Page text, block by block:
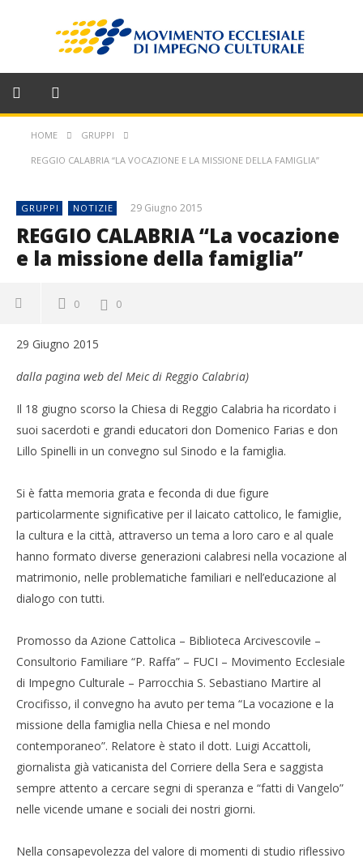
HOME GRUPPI
REGGIO CALABRIA “LA VOCAZIONE E LA MISSIONE DELLA FAMIGLIA”
GRUPPI NOTIZIE 29 Giugno 2015
REGGIO CALABRIA “La vocazione
e la missione della famiglia”
0 0
29 Giugno 2015
dalla pagina web del Meic di Reggio Calabria)
Il 18 giugno scorso la Chiesa di Reggio Calabria ha ricordato i
suoi sacerdoti e grandi educatori don Domenico Farias e don
Lillo Spinelli in un convegno sul Sinodo e la famiglia.
Si è fatta memoria grata e feconda di due figure
particolarmente significative per il laicato cattolico, le famiglie,
la cultura e la città, attraverso un tema a loro caro e al quale
hanno formato diverse generazioni calabresi nella vocazione al
matrimonio, nelle problematiche familiari e nell’educazione al
dialogo con tutti.
Promosso da Azione Cattolica – Biblioteca Arcivescovile –
Consultorio Familiare “P. Raffa” – FUCI – Movimento Ecclesiale
di Impegno Culturale – Parrocchia S. Sebastiano Martire al
Crocifisso, il convegno ha avuto per tema “La vocazione e la
missione della famiglia nella Chiesa e nel mondo
contemporaneo”. Relatore è stato il dott. Luigi Accattoli,
giornalista già vaticanista del Corriere della Sera e saggista
sempre attento a cercare segni di speranza e “fatti di Vangelo”
nelle vicende umane e sociali dei nostri giorni.
Nella consapevolezza del valore di momenti di studio riflessivo